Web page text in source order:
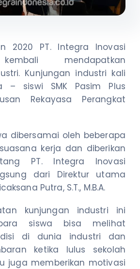
2020 PT. Integra Inovasi
mendapatkan
Kunjungan industri kali
– siswi SMK Pasim Plus
Rekayasa Perangkat
dibersamai oleh beberapa
kerja dan diberikan
PT. Integra Inovasi
dari Direktur utama
Putra, S.T., M.B.A.
kunjungan industri ini
siswa bisa melihat
di dunia industri dan
ketika lulus sekolah
juga memberikan motivasi